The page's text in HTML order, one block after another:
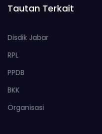
Tautan Terkait
Disdik Jabar
RPL
PPDB
BKK
Organisasi